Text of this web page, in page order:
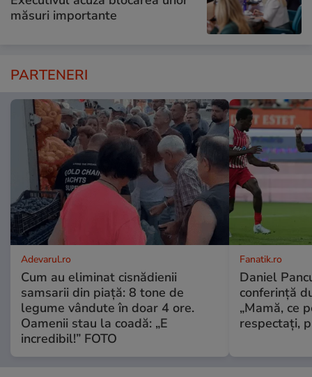
măsuri importante
PARTENERI
Adevarul.ro
Cum au eliminat cisnădienii
samsarii din piață: 8 tone de
legume vândute în doar 4 ore.
Oamenii stau la coadă: „E
incredibil!” FOTO
Fanatik.ro
Daniel
conferință
„Mamă, ce
respectați,